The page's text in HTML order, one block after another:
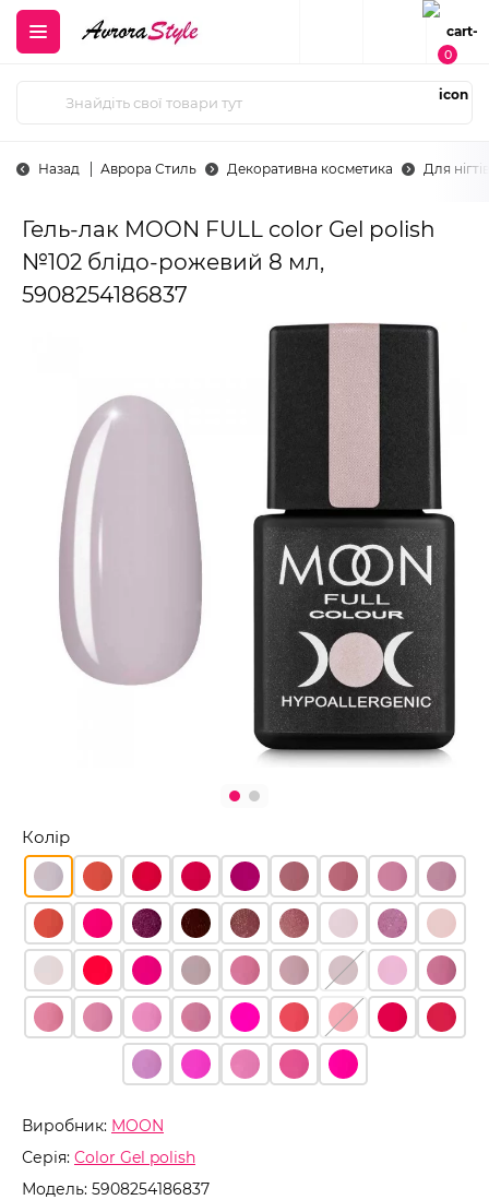
0
Назад Аврора Стиль Декоративна косметика Для нігтів
Гель-лак MOON FULL color Gel polish
№102 блідо-рожевий 8 мл,
5908254186837
Виробник: MOON
Серія: Color Gel polish
Модель: 5908254186837
Колір